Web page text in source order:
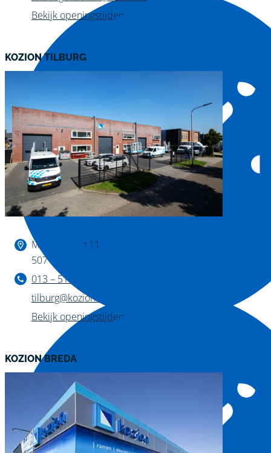
Bekijk openingstijden
KOZION TILBURG
Binnen kijken?
Magazijnweg 11
5071 NW Udenhout
013 – 511 04 11
tilburg@kozion.nl
Bekijk openingstijden
KOZION BREDA